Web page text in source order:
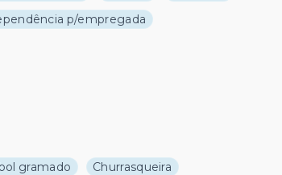
p/empregada
gramado
Churrasqueira